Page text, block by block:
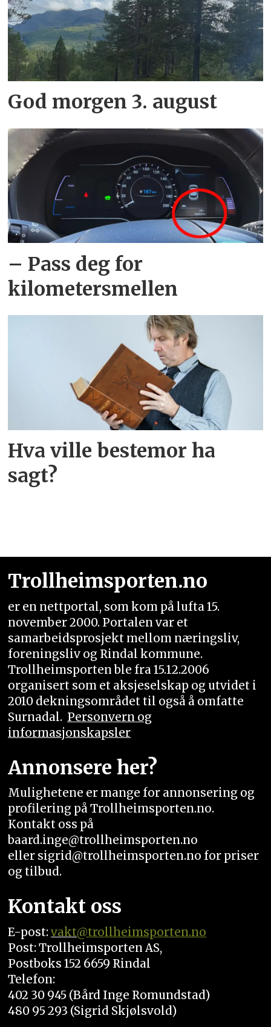
God morgen 3. august
– Pass deg for
kilometersmellen
Hva ville bestemor ha
sagt?
Trollheimsporten.no
er en nettportal, som kom på lufta 15.
november 2000. Portalen var et
samarbeidsprosjekt mellom næringsliv,
foreningsliv og Rindal kommune.
Trollheimsporten ble fra 15.12.2006
organisert som et aksjeselskap og utvidet i
2010 dekningsområdet til også å omfatte
Surnadal. Personvern og
informasjonskapsler
Annonsere her?
Mulighetene er mange for annonsering og
profilering på Trollheimsporten.no.
Kontakt oss på
baard.inge@trollheimsporten.no
eller sigrid@trollheimsporten.no for priser
og tilbud.
Kontakt oss
E-post:vakt@trollheimsporten.no
Post: Trollheimsporten AS,
Postboks 152 6659 Rindal
Telefon:
402 30 945 (Bård Inge Romundstad)
480 95 293 (Sigrid Skjølsvold)